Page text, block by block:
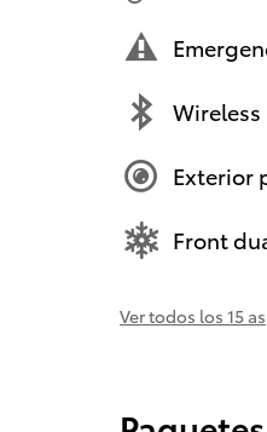
Exterior
Front
Ver todos los 15